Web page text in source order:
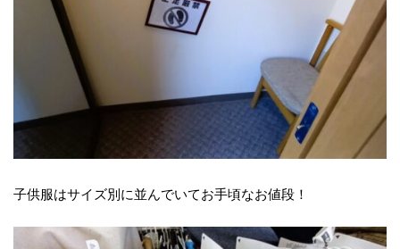
子供服はサイズ別に並んでいてお手頃なお値段！